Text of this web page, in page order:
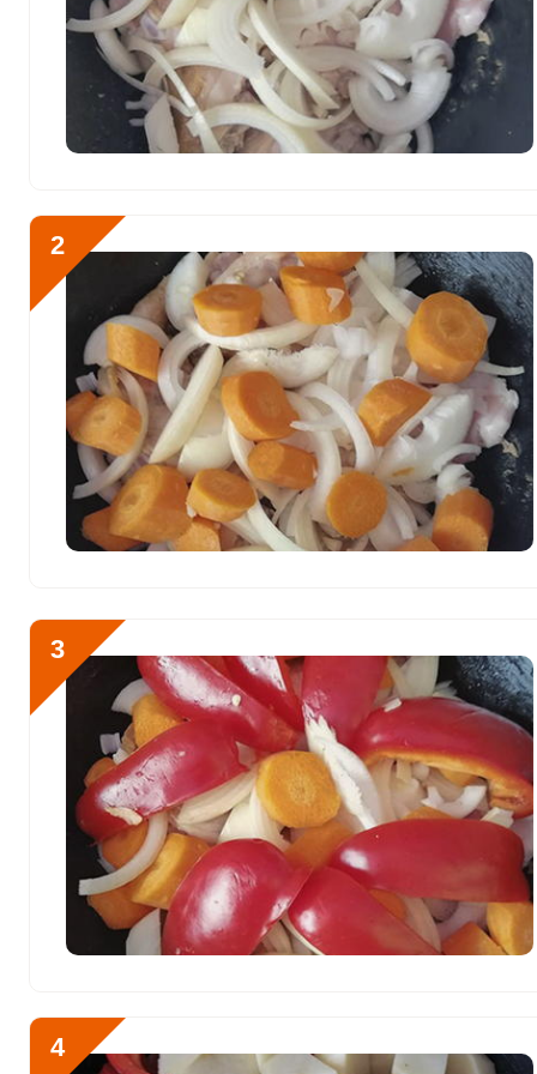
Витамин E 43.6 мг
Биотин 74.8 мг
Витамин К 102.8 мкг
Калий
Кальций 551.4 мг
Кремний 111.3 мг
Магний 497.5 мг
Натрий 4696.5 мг
Сера 189.2 мг
Фосфор 1945.8 мг
Алюминий
Железо 24.4 мг
Кобальт 117.6 мкг
Литий 264.2 мкг
Марганец
1528.7 мкг
Рубидий
2
3
4
Как начать готовить
хорошо посолите и
очистите и нарежьте
маслом 3-5 минут.
Отправляя эту форму, вы